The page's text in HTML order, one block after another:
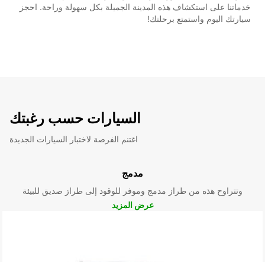
خدماتنا على استكشاف هذه المدينة الجميلة بكل سهولة وراحة. احجز
سيارتك اليوم واستمتع برحلتك!
السيارات حسب رغبتك
اغتنم الفرصة لاختبار السيارات الجديدة
مدمج
وتتراوح هذه من طراز مدمج وموفر للوقود إلى طراز صديق للبيئة
عرض المزيد